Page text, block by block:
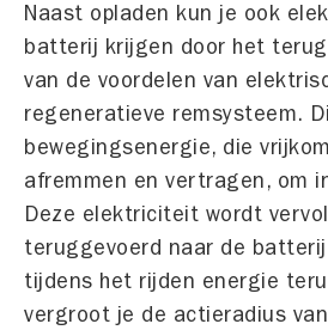
Naast opladen kun je ook
batterij krijgen door het
van de voordelen van
regeneratieve remsysteem.
bewegingsenergie, die
afremmen en vertragen, om
Deze elektriciteit wordt
teruggevoerd naar de
tijdens het rijden energie
vergroot je de actieradius